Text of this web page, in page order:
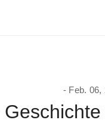
Feb. 06,